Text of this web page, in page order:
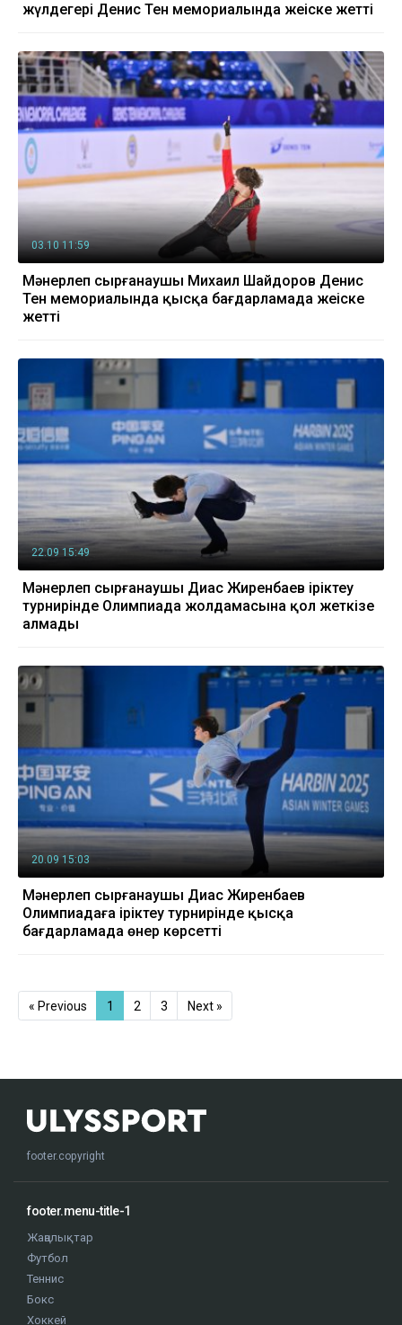
жүлдегері Денис Тен мемориалында жеңіске жетті
03.10 11:59
Мәнерлеп сырғанаушы Михаил Шайдоров Денис
Тен мемориалында қысқа бағдарламада жеңіске
жетті
22.09 15:49
Мәнерлеп сырғанаушы Диас Жиренбаев іріктеу
турнирінде Олимпиада жолдамасына қол жеткізе
алмады
20.09 15:03
Мәнерлеп сырғанаушы Диас Жиренбаев
Олимпиадаға іріктеу турнирінде қысқа
бағдарламада өнер көрсетті
« Previous 1 2 3 Next »
footer.copyright
footer.menu-title-1
Жаңалықтар
Футбол
Теннис
Бокс
Хоккей